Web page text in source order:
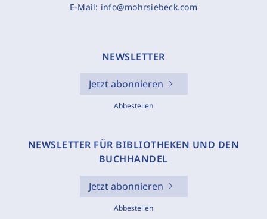
E-Mail: info@mohrsiebeck.com
NEWSLETTER
Jetzt abonnieren
Abbestellen
NEWSLETTER FÜR BIBLIOTHEKEN UND DEN
BUCHHANDEL
Jetzt abonnieren
Abbestellen